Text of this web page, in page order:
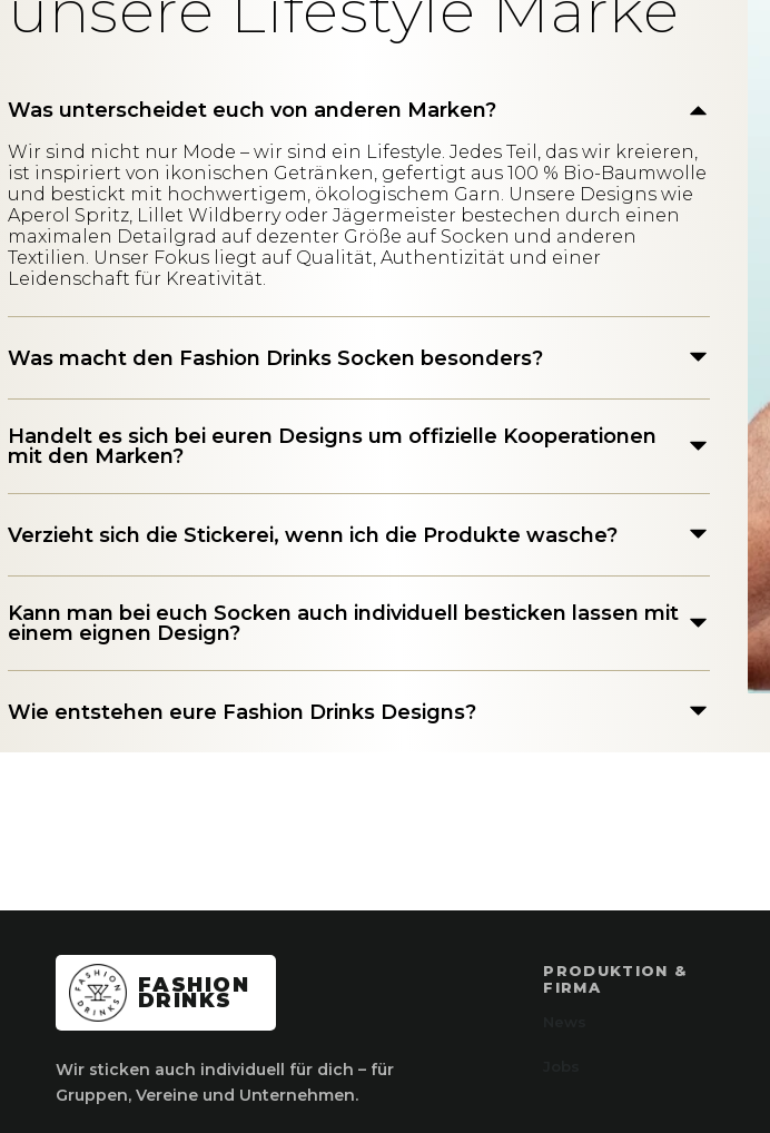
Was unterscheidet euch von anderen Marken?
Wir sind nicht nur Mode – wir sind ein Lifestyle. Jedes Teil, das wir kreieren,
ist inspiriert von ikonischen Getränken, gefertigt aus 100 % Bio-Baumwolle
und bestickt mit hochwertigem, ökologischem Garn. Unsere Designs wie
Aperol Spritz, Lillet Wildberry oder Jägermeister bestechen durch einen
maximalen Detailgrad auf dezenter Größe auf Socken und anderen
Textilien. Unser Fokus liegt auf Qualität, Authentizität und einer
Leidenschaft für Kreativität.
Was macht den Fashion Drinks Socken besonders?
Handelt es sich bei euren Designs um offizielle Kooperationen
mit den Marken?
Verzieht sich die Stickerei, wenn ich die Produkte wasche?
Kann man bei euch Socken auch individuell besticken lassen mit
einem eignen Design?
Wie entstehen eure Fashion Drinks Designs?
FASHION
DRINKS
Wir sticken auch individuell für dich – für
Gruppen, Vereine und Unternehmen.
PRODUKTION &
FIRMA